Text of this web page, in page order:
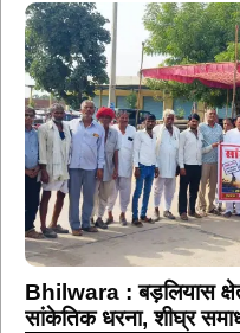
Bhilwara : बड़लियास
सांकेतिक धरना, शीघ्र